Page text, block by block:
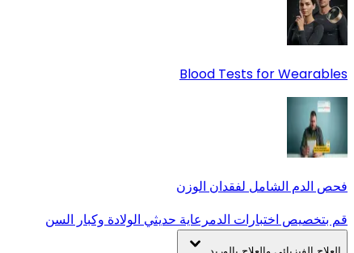
Blood Tests for Wearables
فحص الدم الشامل لفقدان الوزن
قم بتخصيص اختبارات الدمرعاية حديثي الولادة وكبار السن